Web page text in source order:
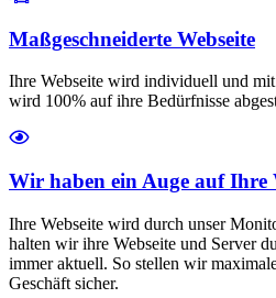
Maßgeschneiderte Webseite
Ihre Webseite wird individuell und
wird 100% auf ihre Bedürfnisse
Wir haben ein Auge auf Ihre
Ihre Webseite wird durch unser
halten wir ihre Webseite und Server
immer aktuell. So stellen wir
Geschäft sicher.